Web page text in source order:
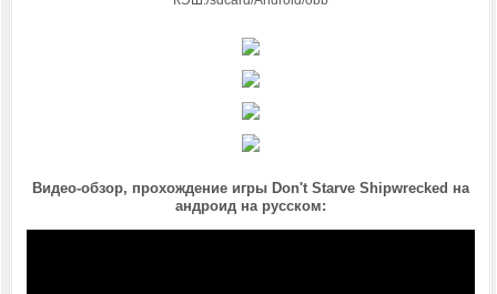
Видео-обзор, прохождение игры Don't Starve Shipwrecked на
андроид на русском: